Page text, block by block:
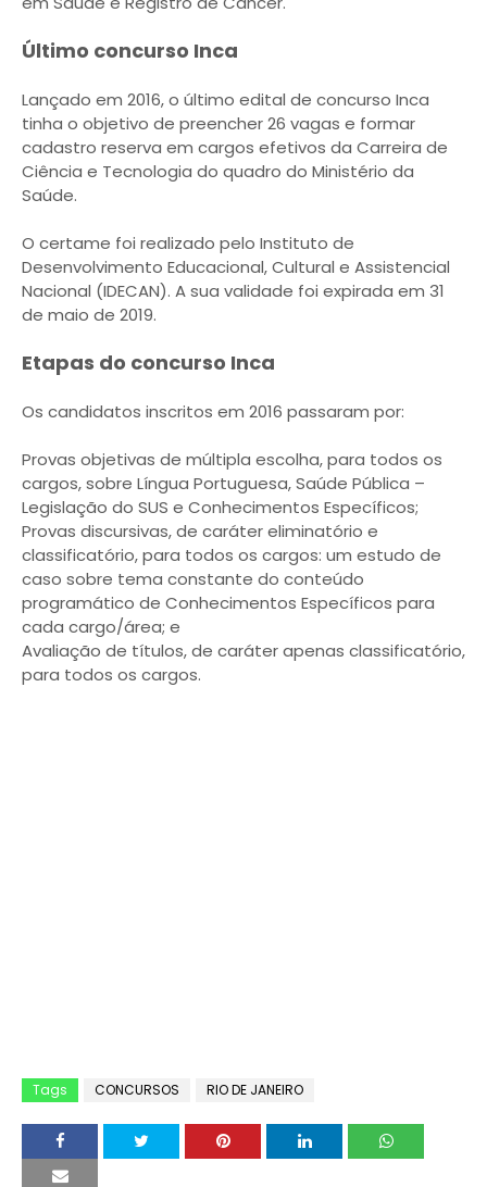
Último concurso Inca
Lançado em 2016, o último edital de concurso Inca
tinha o objetivo de preencher 26 vagas e formar
cadastro reserva em cargos efetivos da Carreira de
Ciência e Tecnologia do quadro do Ministério da
Saúde.
O certame foi realizado pelo Instituto de
Desenvolvimento Educacional, Cultural e Assistencial
Nacional (IDECAN). A sua validade foi expirada em 31
de maio de 2019.
Etapas do concurso Inca
Os candidatos inscritos em 2016 passaram por:
Provas objetivas de múltipla escolha, para todos os
cargos, sobre Língua Portuguesa, Saúde Pública –
Legislação do SUS e Conhecimentos Específicos;
Provas discursivas, de caráter eliminatório e
classificatório, para todos os cargos: um estudo de
caso sobre tema constante do conteúdo
programático de Conhecimentos Específicos para
cada cargo/área; e
Avaliação de títulos, de caráter apenas classificatório,
para todos os cargos.
Tags CONCURSOS RIO DE JANEIRO